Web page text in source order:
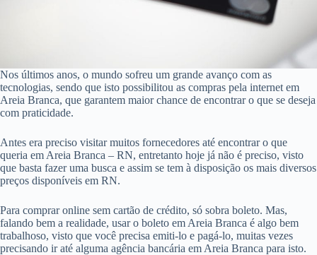
Nos últimos anos, o mundo sofreu um grande avanço com as
tecnologias, sendo que isto possibilitou as compras pela internet em
Areia Branca, que garantem maior chance de encontrar o que se deseja
com praticidade.
Antes era preciso visitar muitos fornecedores até encontrar o que
queria em Areia Branca – RN, entretanto hoje já não é preciso, visto
que basta fazer uma busca e assim se tem à disposição os mais diversos
preços disponíveis em RN.
Para comprar online sem cartão de crédito, só sobra boleto. Mas,
falando bem a realidade, usar o boleto em Areia Branca é algo bem
trabalhoso, visto que você precisa emiti-lo e pagá-lo, muitas vezes
precisando ir até alguma agência bancária em Areia Branca para isto.